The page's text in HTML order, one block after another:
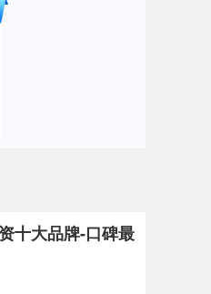
十大品牌-口碑最